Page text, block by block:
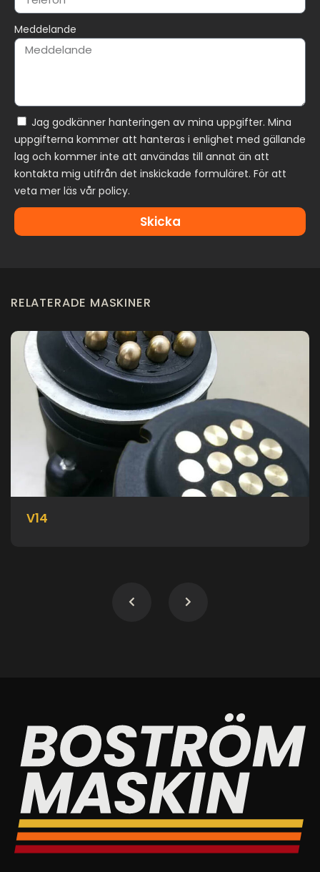
Meddelande
Jag godkänner hanteringen av mina uppgifter. Mina
uppgifterna kommer att hanteras i enlighet med gällande
lag och kommer inte att användas till annat än att
kontakta mig utifrån det inskickade formuläret. För att
veta mer läs vår policy.
Skicka
RELATERADE MASKINER
V14